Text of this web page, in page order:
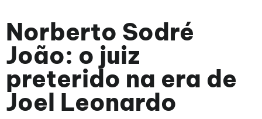
Norberto Sodré
João: o juiz
preterido na era de
Joel Leonardo